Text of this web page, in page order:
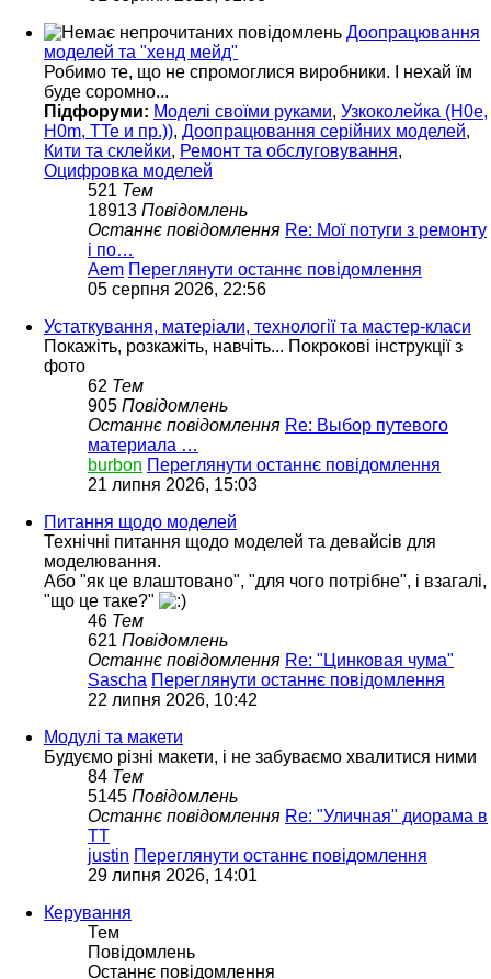
Доопрацювання
моделей та "хенд мейд"
Робимо те, що не спромоглися виробники. І нехай їм
буде соромно...
Підфоруми: Моделі своїми руками, Узкоколейка (H0e,
H0m, TTe и пр.)), Доопрацювання серійних моделей,
Кити та склейки, Ремонт та обслуговування,
Оцифровка моделей
521 Тем
18913 Повідомлень
Останнє повідомлення Re: Мої потуги з ремонту
і по…
Aem Переглянути останнє повідомлення
05 серпня 2026, 22:56
Устаткування, матеріали, технології та мастер-класи
Покажіть, розкажіть, навчіть... Покрокові інструкції з
фото
62 Тем
905 Повідомлень
Останнє повідомлення Re: Выбор путевого
материала …
burbon Переглянути останнє повідомлення
21 липня 2026, 15:03
Питання щодо моделей
Технічні питання щодо моделей та девайсів для
моделювання.
Або "як це влаштовано", "для чого потрібне", і взагалі,
"що це таке?"
46 Тем
621 Повідомлень
Останнє повідомлення Re: "Цинковая чума"
Sascha Переглянути останнє повідомлення
22 липня 2026, 10:42
Модулі та макети
Будуємо різні макети, і не забуваємо хвалитися ними
84 Тем
5145 Повідомлень
Останнє повідомлення Re: "Уличная" диорама в
ТТ
justin Переглянути останнє повідомлення
29 липня 2026, 14:01
Керування
Тем
Повідомлень
Останнє повідомлення